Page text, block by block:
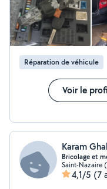
Réparation de véhicule
Voir le
Karam
Bricolage et
Saint-Nazaire
4,1/5 (7